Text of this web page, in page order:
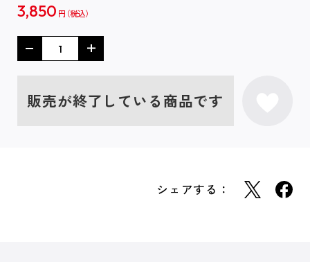
3,850 円
販売が終了している商品です
シェアする：